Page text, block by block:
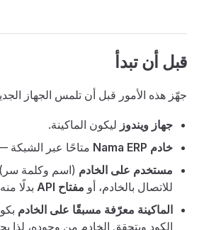
قبل أن تبدأ
جهّز هذه الأمور قبل أن تلمس الجهاز
جهاز ويندوز ليكون الماكينة.
خادم Nama ERP
متاحًا عبر الشبكة
مستخدم على الخادم (اسم وكلمة سر)
للاتصال بالخادم، أو مفتاح API
بدلًا
الماكينة معرّفة مسبقًا على الخادم
الكود ويتحقق الخادم من وجوده،